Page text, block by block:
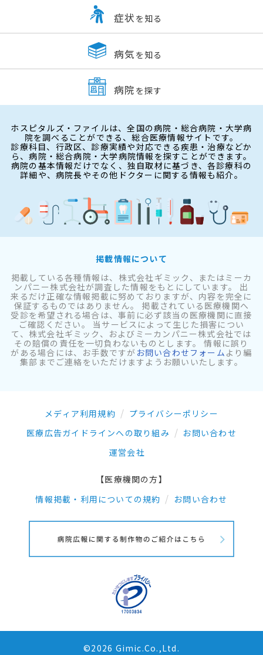
症状 を知る
病気 を知る
病院 を探す
ホスピタルズ・ファイルは、全国の病院・総合病院・大学病
院を調べることができる、総合医療情報サイトです。
診療科目、行政区、診療実績や対応できる疾患・治療などか
ら、病院・総合病院・大学病院情報を探すことができます。
病院の基本情報だけでなく、独自取材に基づき、各診療科の
詳細や、病院長やその他ドクターに関する情報も紹介。
掲載情報について
掲載している各種情報は、株式会社ギミック、またはミーカ
ンパニー株式会社が調査した情報をもとにしています。 出
来るだけ正確な情報掲載に努めておりますが、内容を完全に
保証するものではありません。 掲載されている医療機関へ
受診を希望される場合は、事前に必ず該当の医療機関に直接
ご確認ください。 当サービスによって生じた損害につい
て、株式会社ギミック、およびミーカンパニー株式会社では
その賠償の責任を一切負わないものとします。 情報に誤り
がある場合には、お手数ですが お問い合わせフォーム より編
集部までご連絡をいただけますようお願いいたします。
メディア利用規約
プライバシーポリシー
医療広告ガイドラインへの取り組み
お問い合わせ
運営会社
【医療機関の方】
情報掲載・利用についての規約
お問い合わせ
©2026 Gimic.Co.,Ltd.